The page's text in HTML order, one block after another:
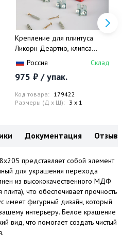
Крепление для плинтуса
Ликорн Деартио, клипса
монтажная, для плинтусов
Россия Склад
975 ₽ / упак.
Код товара: 179422
Размеры (Д x Ш): 3 x 1
Документация
представляет собой элемент
для украшения перехода
из высококачественного МДФ
что обеспечивает прочность
имеет фигурный дизайн, который
интерьеру. Белое крашение
вид, что помогает создать чистый